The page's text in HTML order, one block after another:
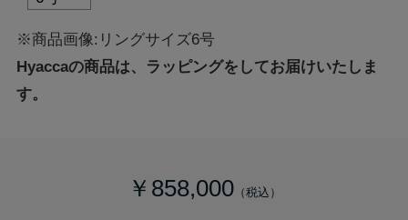
※商品画像:リングサイズ6号
Hyaccaの商品は、ラッピングをしてお届けいたしま
す。
￥858,000